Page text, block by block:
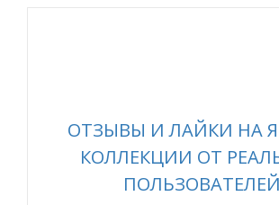
ОТЗЫВЫ И ЛАЙКИ НА
КОЛЛЕКЦИИ ОТ
ПОЛЬЗОВАТЕЛЕЙ